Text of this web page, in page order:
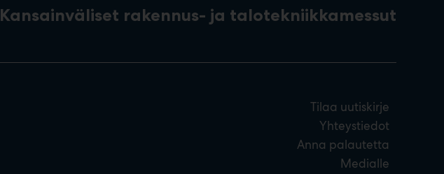
Kansainväliset rakennus- ja talotekniikkamessut
Tilaa uutiskirje
Yhteystiedot
Anna palautetta
Medialle